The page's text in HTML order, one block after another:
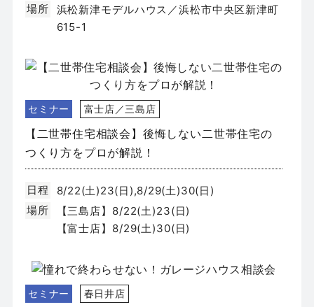
場所
浜松新津モデルハウス／浜松市中央区新津町
615-1
セミナー 富士店／三島店
【二世帯住宅相談会】後悔しない二世帯住宅の
つくり方をプロが解説！
日程
8/22(土)23(日),8/29(土)30(日)
場所
【三島店】8/22(土)23(日)
【富士店】8/29(土)30(日)
セミナー 春日井店